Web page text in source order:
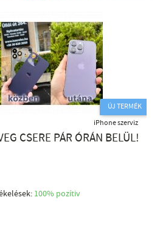
ÚJ TERMÉK
iPhone szerviz
CSERE PÁR ÓRÁN BELÜL!
100% pozítiv